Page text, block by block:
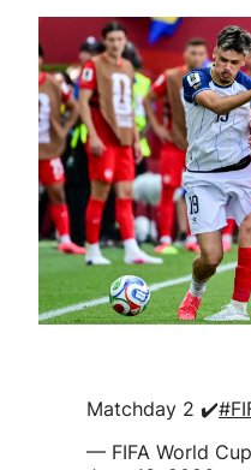
Matchday 2 ✔️
— FIFA World